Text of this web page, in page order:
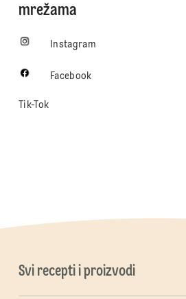
mrežama
Instagram
Facebook
Tik-Tok
Svi recepti i proizvodi